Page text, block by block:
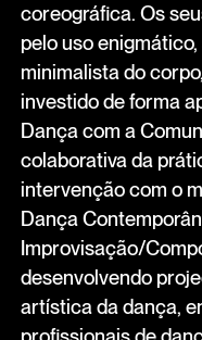
coreográfica. Os
pelo uso
minimalista do
investido de forma
Dança com a
colaborativa da
intervenção com o
Dança
Improvisação/
desenvolvendo
artística da dança,